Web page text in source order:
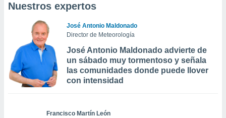
Nuestros expertos
José Antonio Maldonado
Director de Meteorología
José Antonio Maldonado advierte de
un sábado muy tormentoso y señala
las comunidades donde puede llover
con intensidad
Francisco Martín León